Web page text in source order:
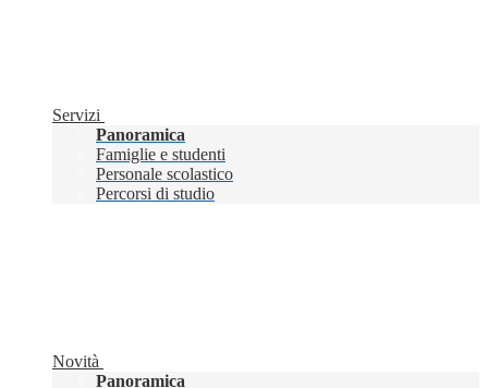
Servizi
Panoramica
Famiglie e studenti
Personale scolastico
Percorsi di studio
Novità
Panoramica